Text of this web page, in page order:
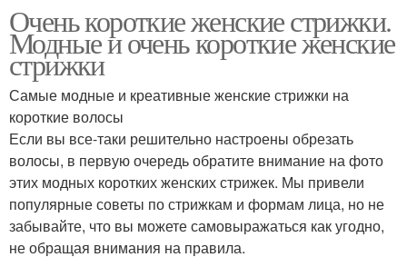
Очень короткие женские стрижки.
Модные и очень короткие женские
стрижки
Самые модные и креативные женские стрижки на
короткие волосы
Если вы все-таки решительно настроены обрезать
волосы, в первую очередь обратите внимание на фото
этих модных коротких женских стрижек. Мы привели
популярные советы по стрижкам и формам лица, но не
забывайте, что вы можете самовыражаться как угодно,
не обращая внимания на правила.